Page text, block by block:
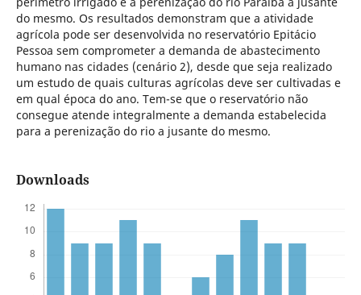
do mesmo. Os resultados demonstram que a atividade
agrícola pode ser desenvolvida no reservatório Epitácio
Pessoa sem comprometer a demanda de abastecimento
humano nas cidades (cenário 2), desde que seja realizado
um estudo de quais culturas agrícolas deve ser cultivadas e
em qual época do ano. Tem-se que o reservatório não
consegue atende integralmente a demanda estabelecida
para a perenização do rio a jusante do mesmo.
Downloads